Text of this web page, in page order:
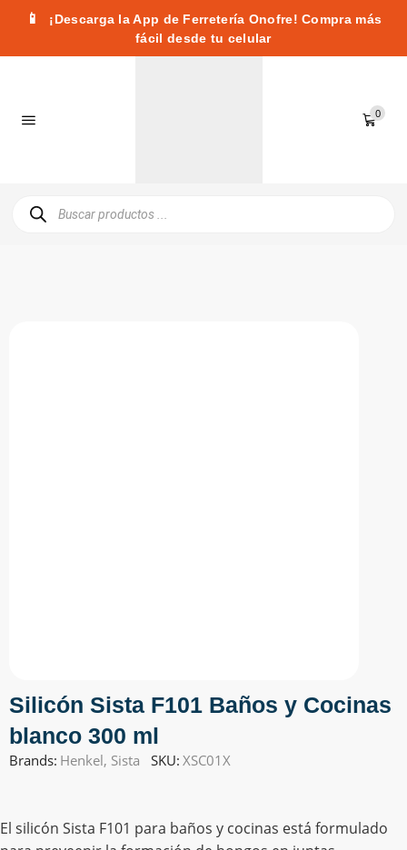
📱
¡Descarga la App de Ferretería Onofre! Compra más
fácil desde tu celular
0
Silicón Sista F101 Baños y Cocinas
blanco 300 ml
Brands: Henkel, Sista SKU: XSC01X
El silicón Sista F101 para baños y cocinas está formulado